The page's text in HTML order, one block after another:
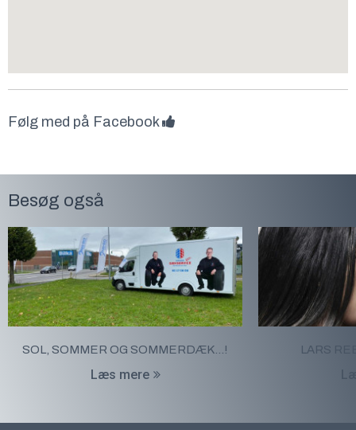
Følg med på Facebook
Besøg også
SOL, SOMMER OG SOMMERDÆK...!
Læs mere
LARS